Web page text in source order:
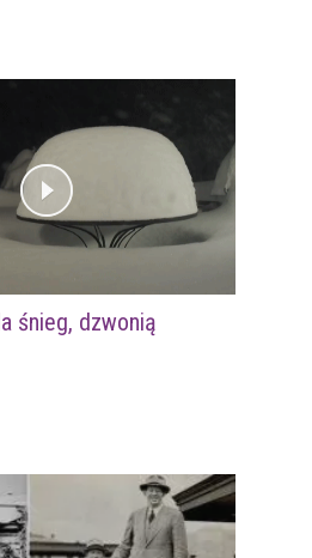
śnieg, dzwonią